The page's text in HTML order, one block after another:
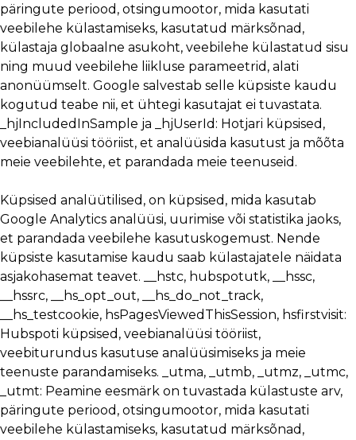
päringute periood, otsingumootor, mida kasutati
veebilehe külastamiseks, kasutatud märksõnad,
külastaja globaalne asukoht, veebilehe külastatud sisu
ning muud veebilehe liikluse parameetrid, alati
anonüümselt. Google salvestab selle küpsiste kaudu
kogutud teabe nii, et ühtegi kasutajat ei tuvastata.
_hjIncludedInSample ja _hjUserId: Hotjari küpsised,
veebianalüüsi tööriist, et analüüsida kasutust ja mõõta
meie veebilehte, et parandada meie teenuseid.
Küpsised analüütilised, on küpsised, mida kasutab
Google Analytics analüüsi, uurimise või statistika jaoks,
et parandada veebilehe kasutuskogemust. Nende
küpsiste kasutamise kaudu saab külastajatele näidata
asjakohasemat teavet. __hstc, hubspotutk, __hssc,
__hssrc, __hs_opt_out, __hs_do_not_track,
__hs_testcookie, hsPagesViewedThisSession, hsfirstvisit:
Hubspoti küpsised, veebianalüüsi tööriist,
veebiturundus kasutuse analüüsimiseks ja meie
teenuste parandamiseks. _utma, _utmb, _utmz, _utmc,
_utmt: Peamine eesmärk on tuvastada külastuste arv,
päringute periood, otsingumootor, mida kasutati
veebilehe külastamiseks, kasutatud märksõnad,